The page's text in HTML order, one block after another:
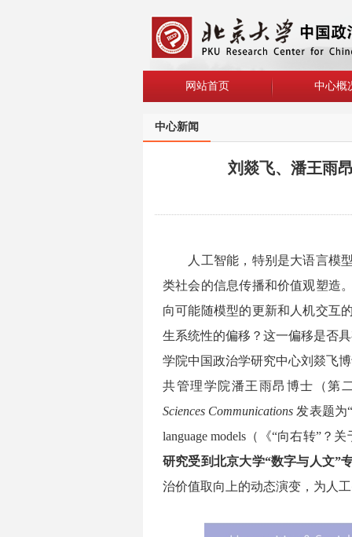
网站首页 中心概
中心新闻
刘燚飞、潘王雨
人工智能，特别是大语言模型
类社会的信息传播和价值观塑造
向可能随模型的更新和人机交互
生系统性的偏移？这一偏移是否
学院中国政治学研究中心刘燚飞
共管理学院潘王雨昂博士（第
Sciences Communications 发表题为
language models（《“向右转”？
研究受到北京大学“数字与人文”
治价值取向上的动态演变，为人